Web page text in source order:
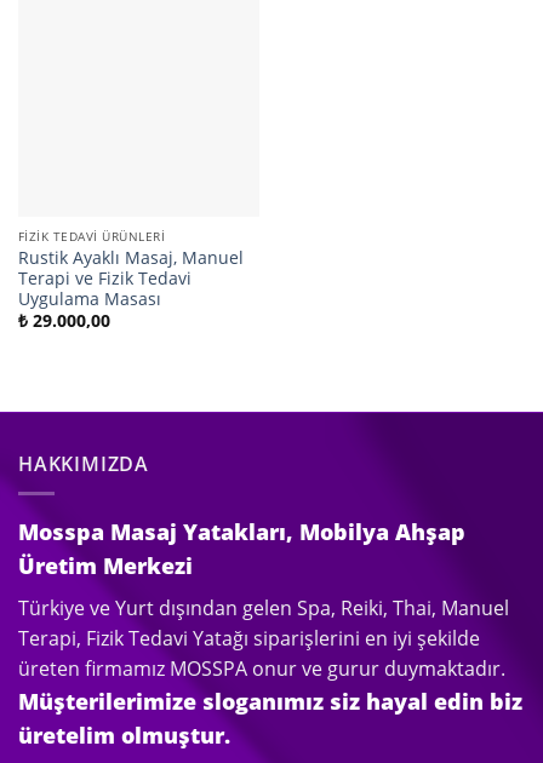
FIZIK TEDAVI ÜRÜNLERI
Rustik Ayaklı Masaj, Manuel
Terapi ve Fizik Tedavi
Uygulama Masası
₺29.000,00
HAKKIMIZDA
Mosspa Masaj Yatakları, Mobilya Ahşap
Üretim Merkezi
Türkiye ve Yurt dışından gelen Spa, Reiki, Thai, Manuel
Terapi, Fizik Tedavi Yatağı siparişlerini en iyi şekilde
üreten firmamız MOSSPA onur ve gurur duymaktadır.
Müşterilerimize sloganımız siz hayal edin biz
üretelim olmuştur.